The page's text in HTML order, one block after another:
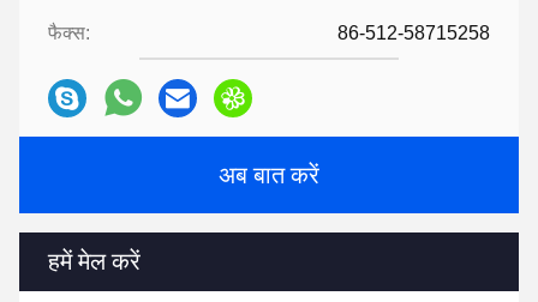
फैक्स: 86-512-58715258
अब बात करें
हमें मेल करें